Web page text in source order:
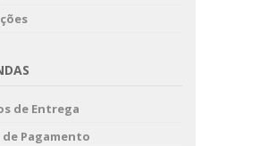
de Entrega
de Pagamento